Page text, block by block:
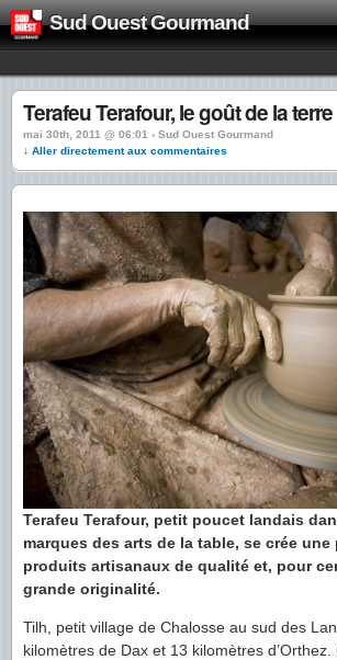
Sud Ouest Gourmand
Terafeu Terafour, le goût de la terre
mai 30th, 2011 @ 06:01 › Sud Ouest Gourmand
↓ Aller directement aux commentaires
Terafeu Terafour, petit poucet landais
marques des arts de la table, se crée une
produits artisanaux de qualité et, pour
grande originalité.
Tilh, petit village de Chalosse au sud des
kilomètres de Dax et 13 kilomètres d’Orthez.